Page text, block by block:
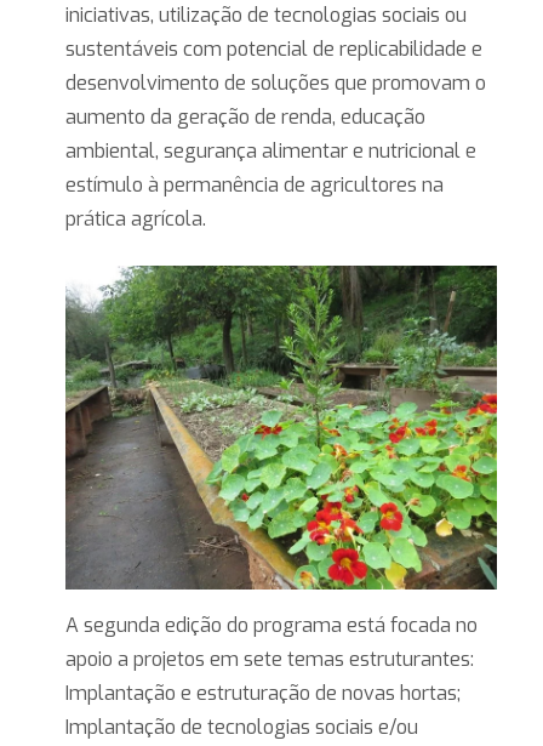
iniciativas, utilização de tecnologias sociais ou
sustentáveis com potencial de replicabilidade e
desenvolvimento de soluções que promovam o
aumento da geração de renda, educação
ambiental, segurança alimentar e nutricional e
estímulo à permanência de agricultores na
prática agrícola.
A segunda edição do programa está focada no
apoio a projetos em sete temas estruturantes:
Implantação e estruturação de novas hortas;
Implantação de tecnologias sociais e/ou